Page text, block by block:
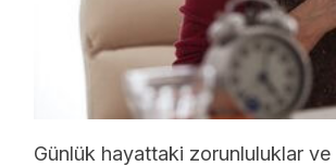
Günlük hayattaki zorunluluklar